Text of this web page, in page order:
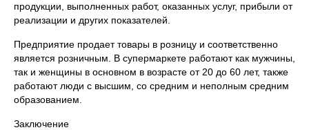
продукции, выполненных работ, оказанных услуг, прибыли от
реализации и других показателей.
Предприятие продает товары в розницу и соответственно
является розничным. В супермаркете работают как мужчины,
так и женщины в основном в возрасте от 20 до 60 лет, также
работают люди с высшим, со средним и неполным средним
образованием.
Заключение